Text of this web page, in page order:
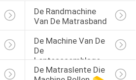
De Randmachine
Van De Matrasband
De Machine Van De
De
Lenteassemblage
De Matraslente Die